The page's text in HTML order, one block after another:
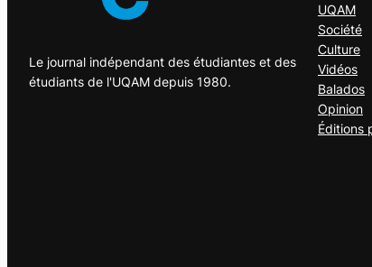
Le journal indépendant des étudiantes et des
étudiants de l'UQAM depuis 1980.
UQAM
Société
Culture
Vidéos
Balados
Opinion
Éditions